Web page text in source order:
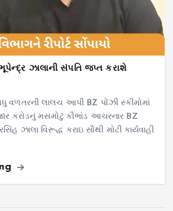
ઝાલાની સંપતિ જપ્ત કરાશે
વળતરની લાલચ આપી BZ પોંઝી સ્કીમોમાં
કરોડનું મસમોટું કૌભાંડ આચરનાર BZ
ઝાલા વિરૂદ્ધ કરાઇ સૌથી મોટી કાર્યવાહી